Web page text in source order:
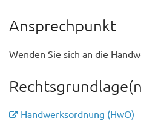
Ansprechpunkt
Wenden Sie sich an die
Handwerksordnung (HwO)